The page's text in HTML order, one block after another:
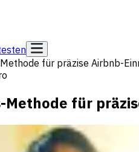
für präzise Airbnb-
Methode für